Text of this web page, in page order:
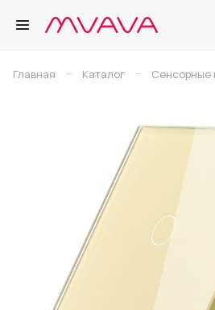
Главная – Каталог – Сенсорные